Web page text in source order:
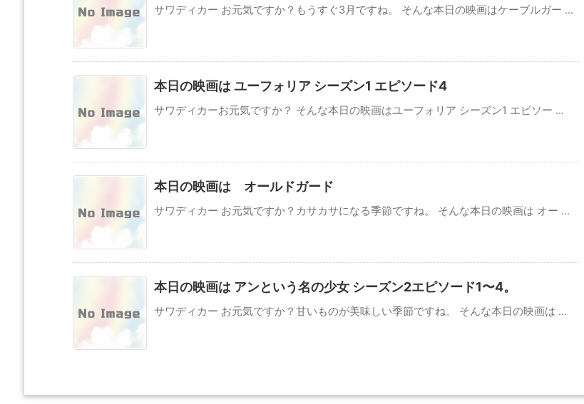
サワディカー お元気ですか？もうすぐ3月ですね。 そんな本日の映画はケーブルガー ...
本日の映画は ユーフォリア シーズン1 エピソード4
サワディカーお元気ですか？ そんな本日の映画はユーフォリア シーズン1 エピソー ...
本日の映画は オールドガード
サワディカー お元気ですか？カサカサになる季節ですね。 そんな本日の映画は オー ...
本日の映画は アンという名の少女 シーズン2エピソード1〜4。
サワディカー お元気ですか？甘いものが美味しい季節ですね。 そんな本日の映画は ...